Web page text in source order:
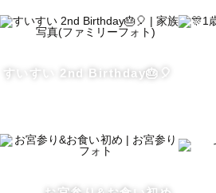
＿＿＿その日の時間や想いをカタチ
けになることしかできなかったの
ると、楽しかった時間やその時の感
すいすい 2nd Birthday🎂🎈